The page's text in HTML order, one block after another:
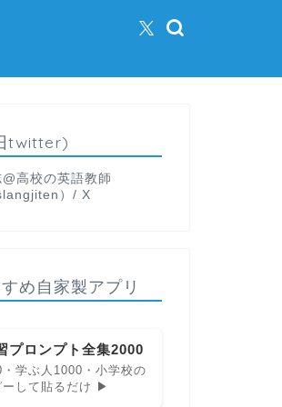
twitter)
高校の英語教師
）/ X
め自家製アプリ
プロンプト全集2000
学ぶ人1000・小学校の
ーして貼るだけ ▶